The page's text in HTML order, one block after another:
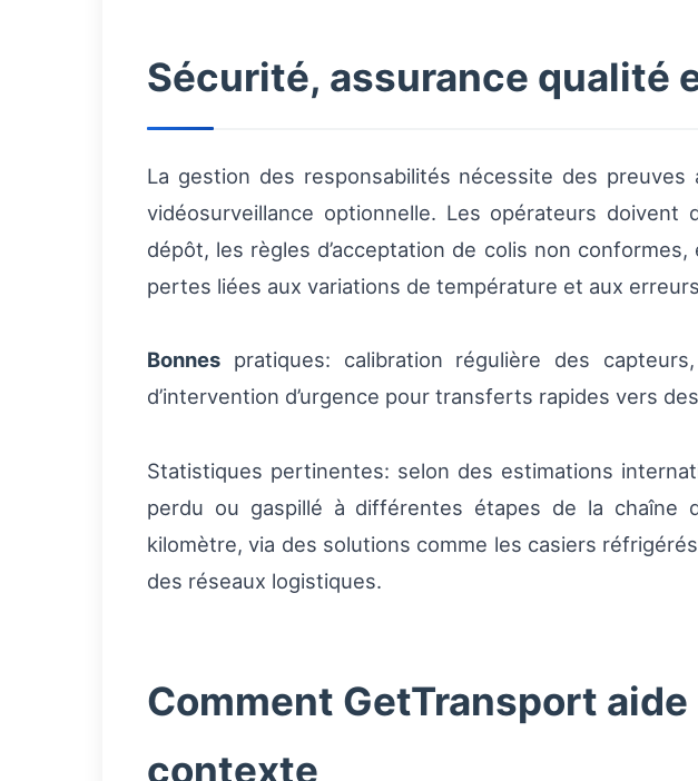
Sécurité, assurance qualité
La gestion des responsabilités nécessite des
vidéosurveillance optionnelle. Les opérateurs
dépôt, les règles d’acceptation de colis non
pertes liées aux variations de température et aux erreurs
Bonnes pratiques: calibration régulière des
d’intervention d’urgence pour transferts rapides vers
Statistiques pertinentes: selon des estimations
perdu ou gaspillé à différentes étapes de la chaîne
kilomètre, via des solutions comme les casiers
des réseaux logistiques.
Comment GetTransport
contexte